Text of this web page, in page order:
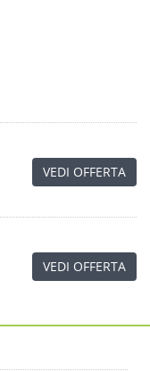
VEDI OFFERTA
VEDI OFFERTA